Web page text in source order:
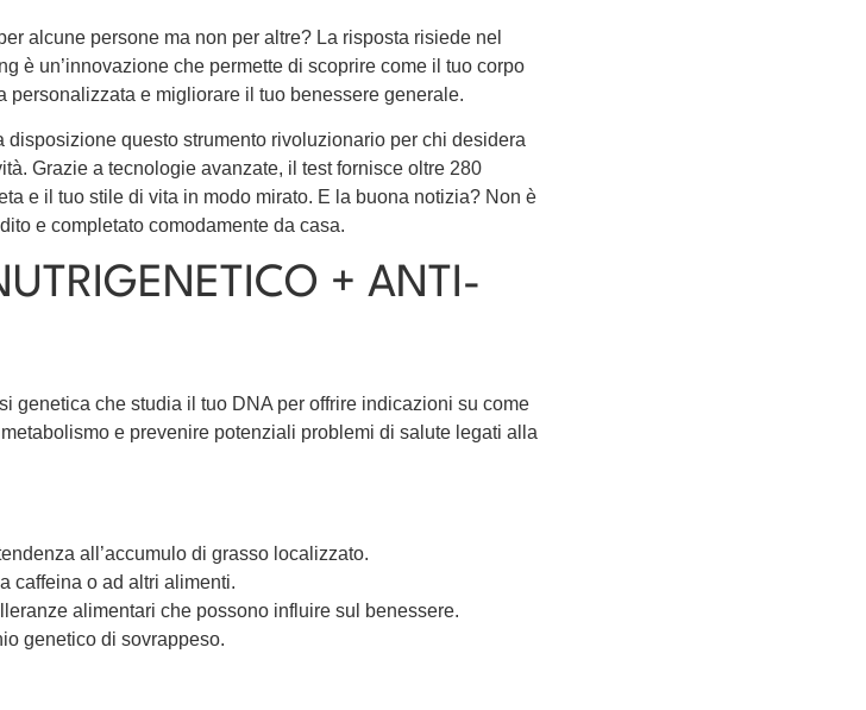
alcune persone ma non per altre? La risposta risiede nel
è un’innovazione che permette di scoprire come il tuo corpo
e migliorare il tuo benessere generale.
questo strumento rivoluzionario per chi desidera
Grazie a tecnologie avanzate, il test fornisce oltre 280
e il tuo stile di vita in modo mirato. E la buona notizia? Non è
e completato comodamente da casa.
+ ANTI-
genetica che studia il tuo DNA per offrire indicazioni su come
e prevenire potenziali problemi di salute legati alla
all’accumulo di grasso localizzato.
caffeina o ad altri alimenti.
alimentari che possono influire sul benessere.
genetico di sovrappeso.